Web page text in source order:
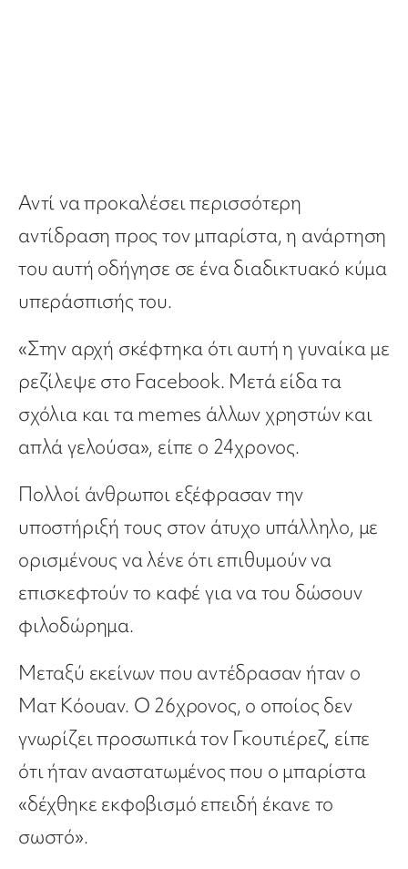
Αντί να προκαλέσει περισσότερη
αντίδραση προς τον μπαρίστα, η ανάρτηση
του αυτή οδήγησε σε ένα διαδικτυακό κύμα
υπεράσπισής του.
«Στην αρχή σκέφτηκα ότι αυτή η γυναίκα με
ρεζίλεψε στο Facebook. Μετά είδα τα
σχόλια και τα memes άλλων χρηστών και
απλά γελούσα», είπε ο 24χρονος.
Πολλοί άνθρωποι εξέφρασαν την
υποστήριξή τους στον άτυχο υπάλληλο, με
ορισμένους να λένε ότι επιθυμούν να
επισκεφτούν το καφέ για να του δώσουν
φιλοδώρημα.
Μεταξύ εκείνων που αντέδρασαν ήταν ο
Ματ Κόουαν. Ο 26χρονος, ο οποίος δεν
γνωρίζει προσωπικά τον Γκουτιέρεζ, είπε
ότι ήταν αναστατωμένος που ο μπαρίστα
«δέχθηκε εκφοβισμό επειδή έκανε το
σωστό».